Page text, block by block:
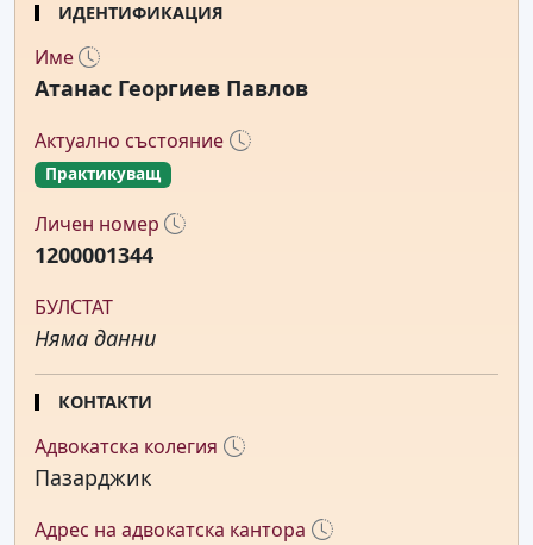
ИДЕНТИФИКАЦИЯ
Име
Атанас Георгиев Павлов
Актуално състояние
Практикуващ
Личен номер
1200001344
БУЛСТАТ
Няма данни
КОНТАКТИ
Адвокатска колегия
Пазарджик
Адрес на адвокатска кантора